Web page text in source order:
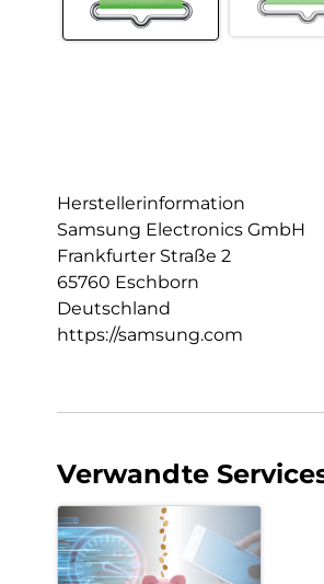
Herstellerinformation
Samsung Electronics GmbH
Frankfurter Straße 2
65760 Eschborn
Deutschland
https://samsung.com
Verwandte